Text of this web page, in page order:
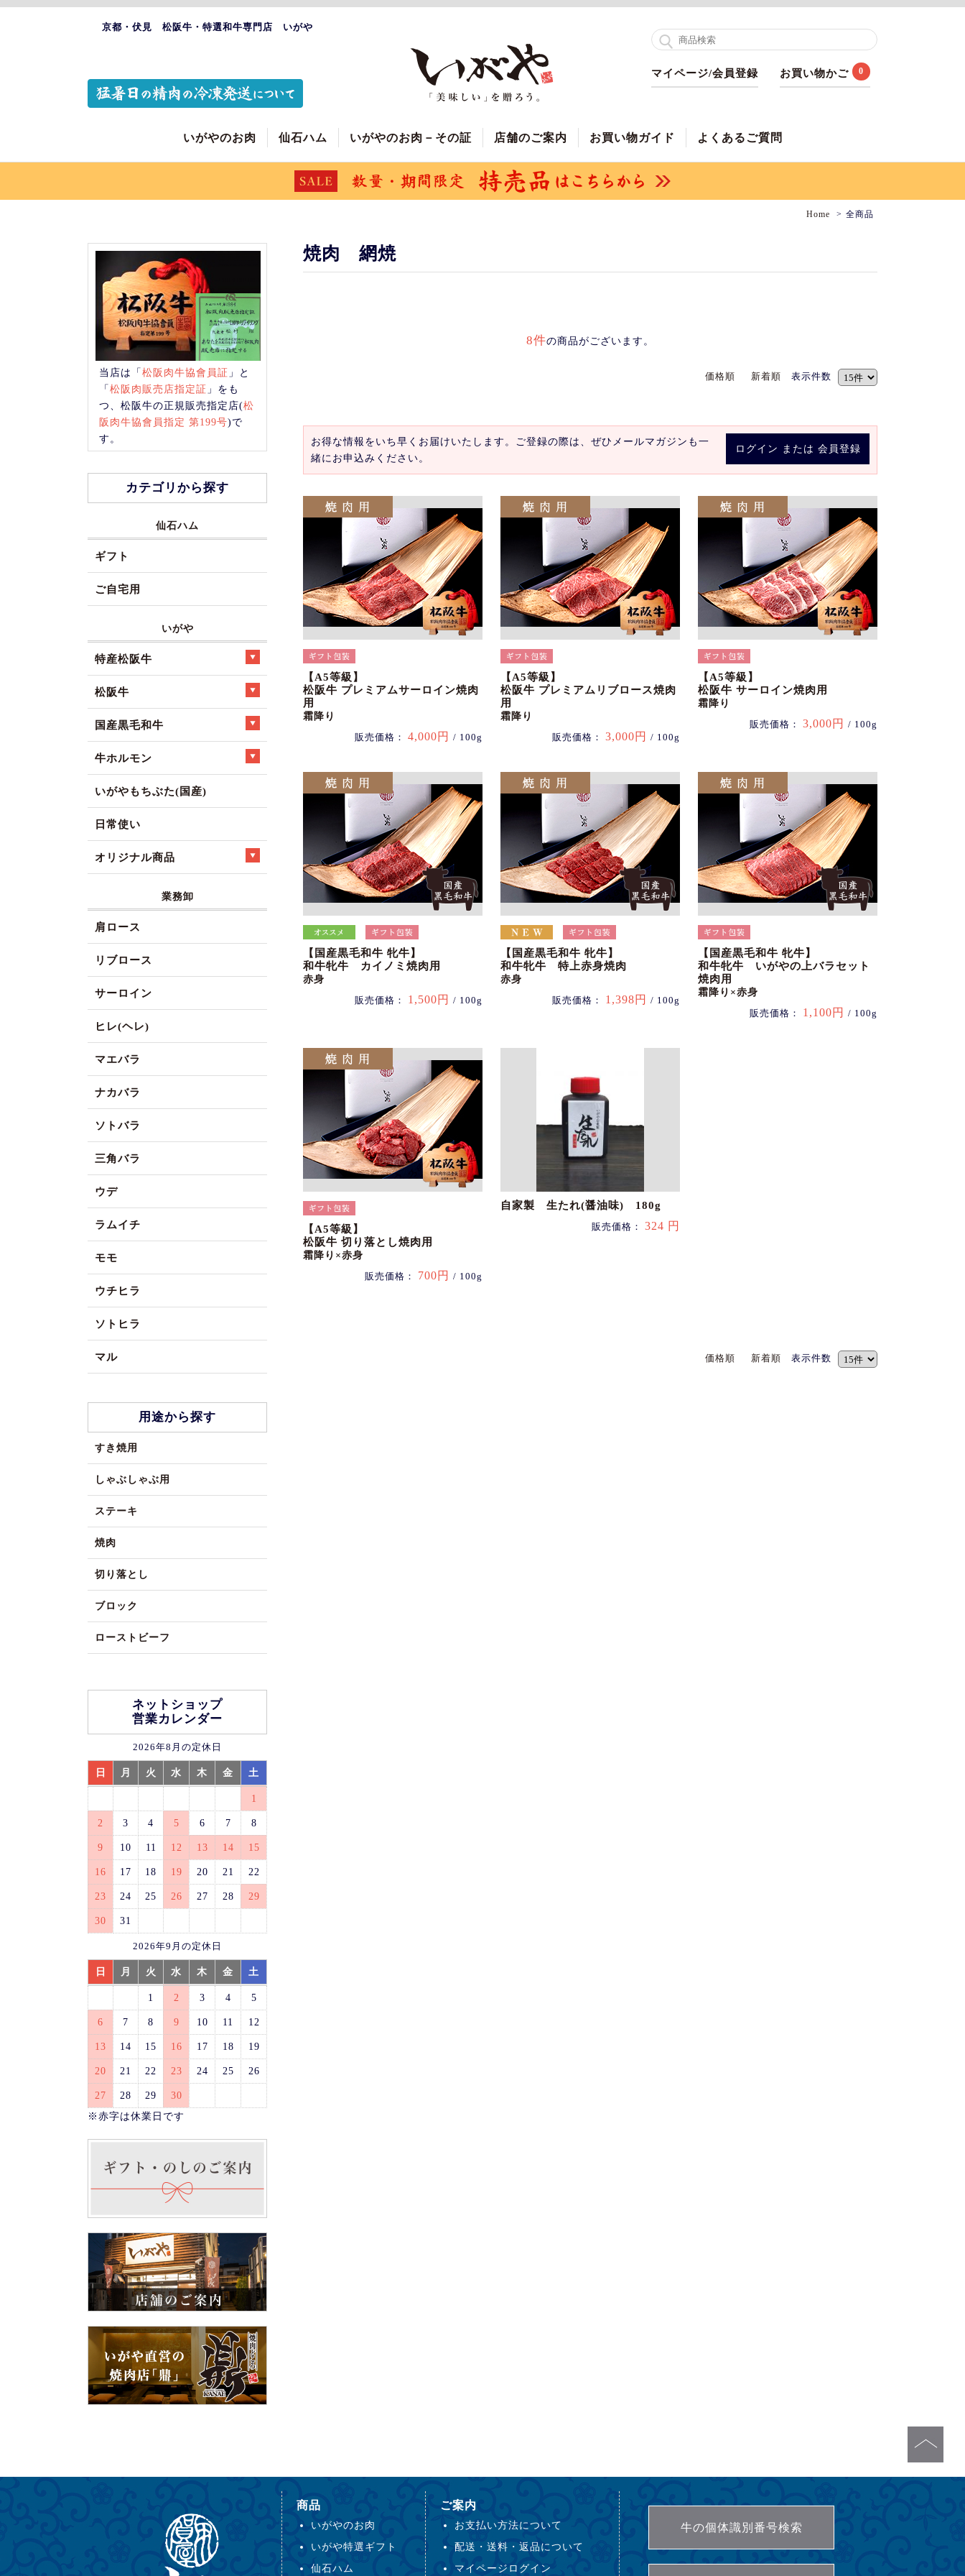
京都・伏見 松阪牛・特選和牛専門店 いがや
マイページ/会員登録 お買い物かご 0
いがやのお肉 仙石ハム いがやのお肉－その証 店舗のご案内 お買い物ガイド よくあるご質問
Home 全商品
焼肉 網焼
8件の商品がございます。
価格順 新着順 表示件数
ログイン または 会員登録
お得な情報をいち早くお届けいたします。ご登録の際は、ぜひメールマガジンも一
緒にお申込みください。
【A5等級】
松阪牛 プレミアムサーロイン焼肉
用
霜降り
販売価格： 4,000円 / 100g
【A5等級】
松阪牛 プレミアムリブロース焼肉
用
霜降り
販売価格： 3,000円 / 100g
【A5等級】
松阪牛 サーロイン焼肉用
霜降り
販売価格： 3,000円 / 100g
【国産黒毛和牛 牝牛】
和牛牝牛 カイノミ焼肉用
赤身
販売価格： 1,500円 / 100g
【国産黒毛和牛 牝牛】
和牛牝牛 特上赤身焼肉
赤身
販売価格： 1,398円 / 100g
【国産黒毛和牛 牝牛】
和牛牝牛 いがやの上バラセット
焼肉用
霜降り×赤身
販売価格： 1,100円 / 100g
【A5等級】
松阪牛 切り落とし焼肉用
霜降り×赤身
販売価格： 700円 / 100g
自家製 生たれ(醤油味) 180g
販売価格： 324 円
価格順 新着順 表示件数
当店は「松阪肉牛協會員証 」と
「松阪肉販売店指定証 」をも
つ、松阪牛の正規販売指定店(松
阪肉牛協會員指定 第199号)で
す。
カテゴリから探す
仙石ハム
ギフト
ご自宅用
いがや
特産松阪牛
松阪牛
国産黒毛和牛
牛ホルモン
いがやもちぶた(国産)
日常使い
オリジナル商品
業務卸
肩ロース
リブロース
サーロイン
ヒレ(ヘレ)
マエバラ
ナカバラ
ソトバラ
三角バラ
ウデ
ラムイチ
モモ
ウチヒラ
ソトヒラ
マル
用途から探す
すき焼用
しゃぶしゃぶ用
ステーキ
焼肉
切り落とし
ブロック
ローストビーフ
ネットショップ
営業カレンダー
2026年8月の定休日
日 月 火 水 木 金 土
1
2 3 4 5 6 7 8
9 10 11 12 13 14 15
16 17 18 19 20 21 22
23 24 25 26 27 28 29
30 31
2026年9月の定休日
日 月 火 水 木 金 土
1 2 3 4 5
6 7 8 9 10 11 12
13 14 15 16 17 18 19
20 21 22 23 24 25 26
27 28 29
30
※赤字は休業日です
商品
いがやのお肉
いがや特選ギフト
仙石ハム
ご案内
お支払い方法について
配送・送料・返品について
マイページログイン
牛の個体識別番号検索